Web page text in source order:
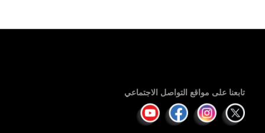
تابعنا على مواقع التواصل الاجتماعي